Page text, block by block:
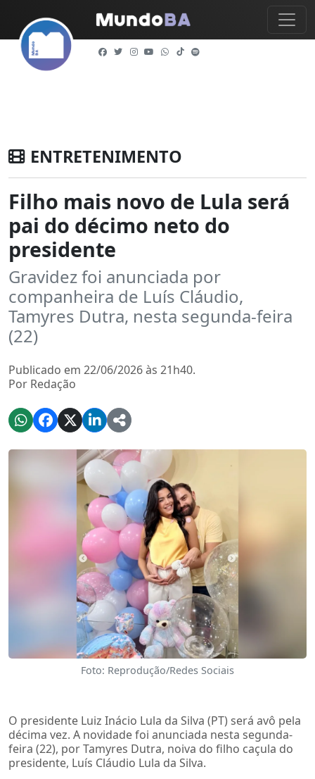
ENTRETENIMENTO
Filho mais novo de Lula será
pai do décimo neto do
presidente
Gravidez foi anunciada por
companheira de Luís Cláudio,
Tamyres Dutra, nesta segunda-feira
(22)
Publicado em 22/06/2026 às 21h40.
Por Redação
Foto: Reprodução/Redes Sociais
O presidente Luiz Inácio Lula da Silva (PT) será avô pela
décima vez. A novidade foi anunciada nesta segunda-
feira (22), por Tamyres Dutra, noiva do filho caçula do
presidente, Luís Cláudio Lula da Silva.